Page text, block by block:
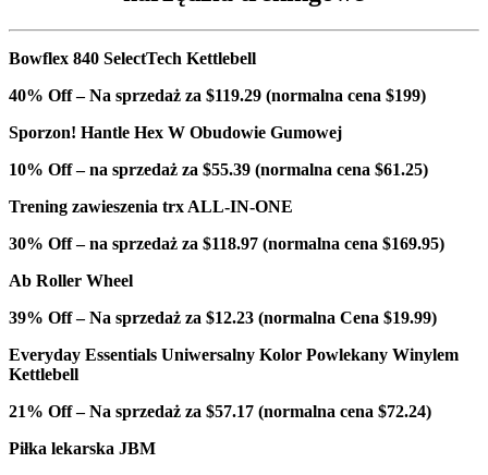
Bowflex 840 SelectTech Kettlebell
40% Off – Na sprzedaż za $119.29 (normalna cena $199)
Sporzon! Hantle Hex W Obudowie Gumowej
10% Off – na sprzedaż za $55.39 (normalna cena $61.25)
Trening zawieszenia trx ALL-IN-ONE
30% Off – na sprzedaż za $118.97 (normalna cena $169.95)
Ab Roller Wheel
39% Off – Na sprzedaż za $12.23 (normalna Cena $19.99)
Everyday Essentials Uniwersalny Kolor Powlekany Winylem
Kettlebell
21% Off – Na sprzedaż za $57.17 (normalna cena $72.24)
Piłka lekarska JBM